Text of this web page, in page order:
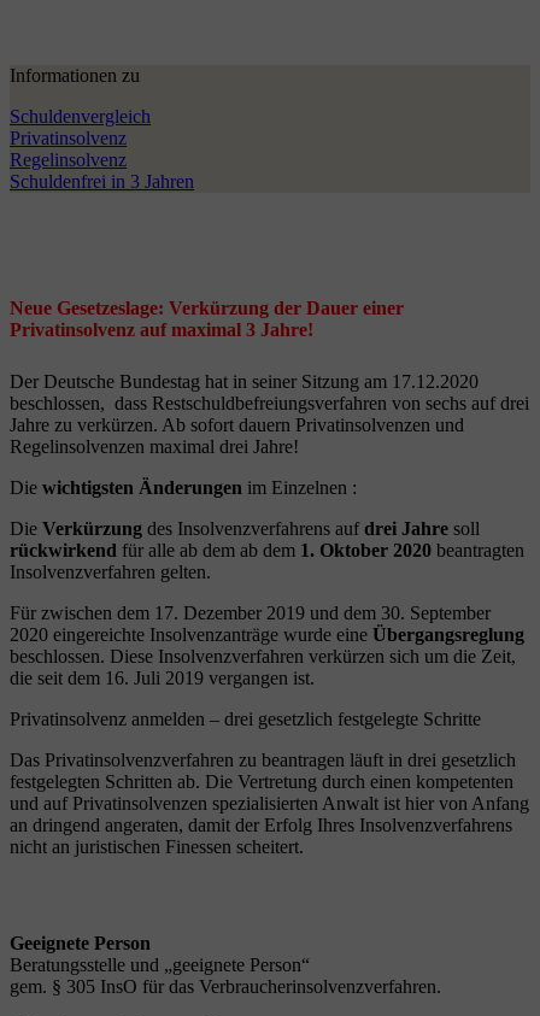
Informationen zu
Schuldenvergleich
Privatinsolvenz
Regelinsolvenz
Schuldenfrei in 3 Jahren
Neue Gesetzeslage: Verkürzung der Dauer einer
Privatinsolvenz auf maximal 3 Jahre!
Der Deutsche Bundestag hat in seiner Sitzung am 17.12.2020
beschlossen, dass Restschuldbefreiungsverfahren von sechs auf drei
Jahre zu verkürzen. Ab sofort dauern Privatinsolvenzen und
Regelinsolvenzen maximal drei Jahre!
Die wichtigsten Änderungen im Einzelnen :
Die Verkürzung des Insolvenzverfahrens aufdrei Jahre soll
rückwirkend für alle ab dem ab dem 1. Oktober 2020 beantragten
Insolvenzverfahren gelten.
Für zwischen dem 17. Dezember 2019 und dem 30. September
2020 eingereichte Insolvenzanträge wurde eine Übergangsreglung
beschlossen. Diese Insolvenzverfahren verkürzen sich um die Zeit,
die seit dem 16. Juli 2019 vergangen ist.
Privatinsolvenz anmelden – drei gesetzlich festgelegte Schritte
Das Privatinsolvenzverfahren zu beantragen läuft in drei gesetzlich
festgelegten Schritten ab. Die Vertretung durch einen kompetenten
und auf Privatinsolvenzen spezialisierten Anwalt ist hier von Anfang
an dringend angeraten, damit der Erfolg Ihres Insolvenzverfahrens
nicht an juristischen Finessen scheitert.
Geeignete Person
Beratungsstelle und „geeignete Person“
gem. § 305 InsO für das Verbraucherinsolvenzverfahren.